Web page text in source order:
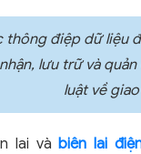
thông điệp dữ
lưu trữ và
luật về
lai vàbiên lai